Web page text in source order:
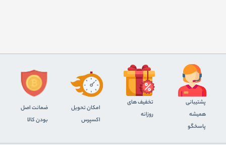
پشتیبانی
همیشه
پاسخگو
تخفیف های
روزانه
اﻣﮑﺎن ﺗﺤﻮﯾﻞ
اﮐﺴﭙﺮس
ضمانت اصل
بودن کالا